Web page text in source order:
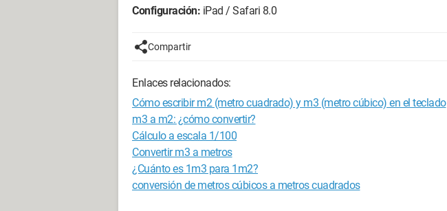
Configuración: iPad / Safari 8.0
Compartir
Enlaces relacionados:
Cómo escribir m2 (metro cuadrado) y m3 (metro cúbico) en el teclado
m3 a m2: ¿cómo convertir?
Cálculo a escala 1/100
Convertir m3 a metros
¿Cuánto es 1m3 para 1m2?
conversión de metros cúbicos a metros cuadrados